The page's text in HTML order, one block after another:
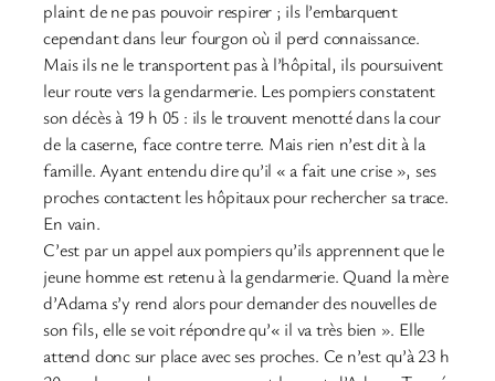
plaint de ne pas pouvoir respirer ; ils l’embarquent
cependant dans leur fourgon où il perd connaissance.
Mais ils ne le transportent pas à l’hôpital, ils poursuivent
leur route vers la gendarmerie. Les pompiers constatent
son décès à 19 h 05 : ils le trouvent menotté dans la cour
de la caserne, face contre terre. Mais rien n’est dit à la
famille. Ayant entendu dire qu’il « a fait une crise », ses
proches contactent les hôpitaux pour rechercher sa trace.
En vain.
C’est par un appel aux pompiers qu’ils apprennent que le
jeune homme est retenu à la gendarmerie. Quand la mère
d’Adama s’y rend alors pour demander des nouvelles de
son fils, elle se voit répondre qu’« il va très bien ». Elle
attend donc sur place avec ses proches. Ce n’est qu’à 23 h